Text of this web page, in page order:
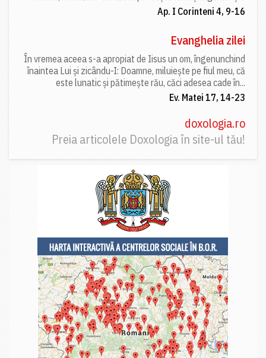
Ap. I Corinteni 4, 9-16
Evanghelia zilei
În vremea aceea s-a apropiat de Iisus un om, îngenunchind
înaintea Lui și zicându-I: Doamne, miluiește pe fiul meu, că
este lunatic și pătimește rău, căci adesea cade în...
Ev. Matei 17, 14-23
doxologia.ro
Preia articolele Doxologia în site-ul tău!